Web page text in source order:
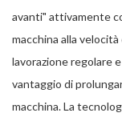
avanti" attivamente
macchina alla
lavorazione regolare
vantaggio di
macchina. La